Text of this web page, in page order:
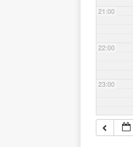
21:00
22:00
23:00